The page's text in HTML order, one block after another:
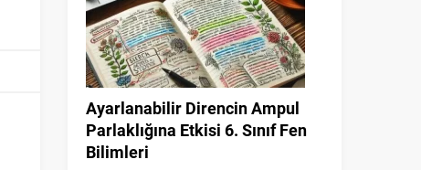
Ayarlanabilir Direncin Ampul
Parlaklığına Etkisi 6. Sınıf Fen
Bilimleri